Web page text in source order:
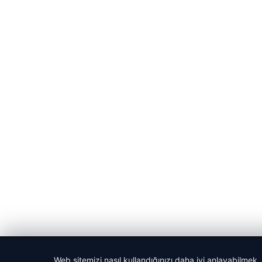
Web sitemizi nasıl kullandığınızı daha iyi